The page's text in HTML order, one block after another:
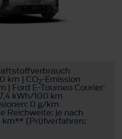
km | CO2-Emission
| Ford E-Tourneo Courier:
kWh/100 km
0 g/km
Reichweite: je nach
km** (Prüfverfahren: